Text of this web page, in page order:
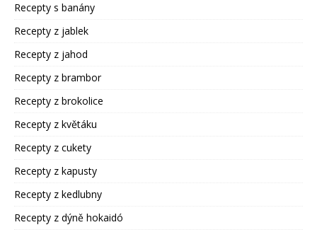
Recepty s banány
Recepty z jablek
Recepty z jahod
Recepty z brambor
Recepty z brokolice
Recepty z květáku
Recepty z cukety
Recepty z kapusty
Recepty z kedlubny
Recepty z dýně hokaidó